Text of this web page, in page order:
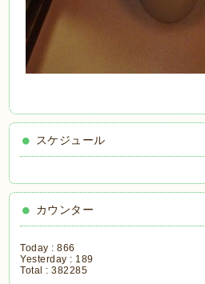
スケジュール
カウンター
Today :866
Yesterday : 189
Total :382285